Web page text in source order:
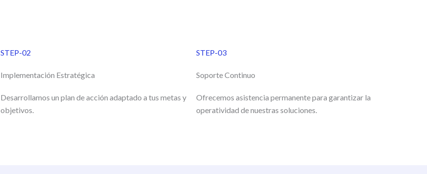
STEP-02
Implementación Estratégica
Desarrollamos un plan de acción adaptado a tus metas y
objetivos.
STEP-03
Soporte Continuo
Ofrecemos asistencia permanente para garantizar la
operatividad de nuestras soluciones.